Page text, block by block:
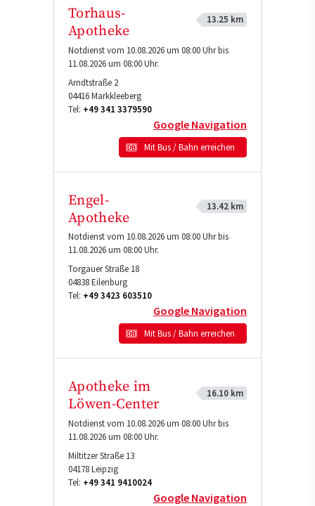
Torhaus-
Apotheke
13.25 km
Notdienst vom 10.08.2026 um 08:00 Uhr bis
11.08.2026 um 08:00 Uhr.
Arndtstraße 2
04416Markkleeberg
Tel: +49 341 3379590
Google Navigation
Mit Bus / Bahn erreichen
Engel-
Apotheke
13.42 km
Notdienst vom 10.08.2026 um 08:00 Uhr bis
11.08.2026 um 08:00 Uhr.
Torgauer Straße 18
04838Eilenburg
Tel: +49 3423 603510
Google Navigation
Mit Bus / Bahn erreichen
Apotheke im
Löwen-Center
16.10 km
Notdienst vom 10.08.2026 um 08:00 Uhr bis
11.08.2026 um 08:00 Uhr.
Miltitzer Straße 13
04178Leipzig
Tel: +49 341 9410024
Google Navigation